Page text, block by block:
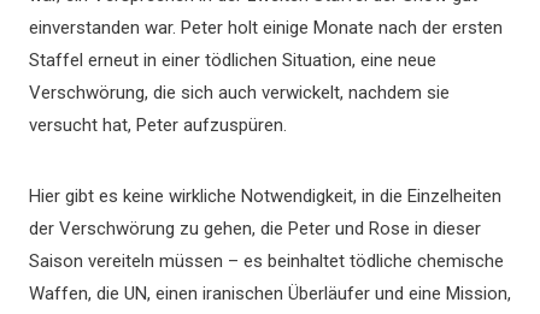
einverstanden war. Peter holt einige Monate nach der ersten
Staffel erneut in einer tödlichen Situation, eine neue
Verschwörung, die sich auch verwickelt, nachdem sie
versucht hat, Peter aufzuspüren.
Hier gibt es keine wirkliche Notwendigkeit, in die Einzelheiten
der Verschwörung zu gehen, die Peter und Rose in dieser
Saison vereiteln müssen – es beinhaltet tödliche chemische
Waffen, die UN, einen iranischen Überläufer und eine Mission,